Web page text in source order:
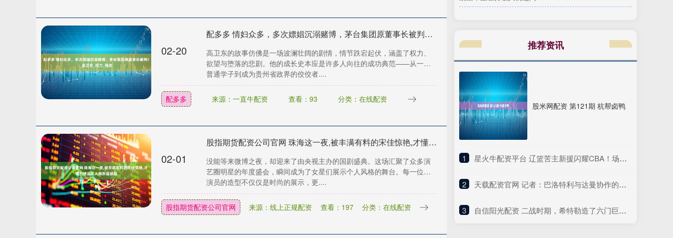
02-20
配多多 情妇众多，多次嫖娼沉溺赌博，茅台集团原董事长被判！_高卫东_权力_网友
高卫东的故事仿佛是一场波澜壮阔的剧情，情节跌宕起伏，涵盖了权力、
欲望与堕落的悲剧。他的成长史本应是许多人向往的成功典范——从一名
普通学子到成为贵州省政界的佼佼者....
配多多 来源：一直牛配资 查看：93 分类：在线配资
02-01
股指期货配资公司官网 珠海这一夜,被丰满有料的宋佳惊艳,才懂为啥说女人微胖是极品
没能等来微博之夜，却迎来了由央视主办的国剧盛典。这场汇聚了众多演
艺圈明星的年度盛会，瞬间成为了女星们展示个人风格的舞台。每一位女
演员的造型不仅仅是时尚的展示，更....
股指期货配资公司官网 来源：线上正规配资 查看：197 分类：在线配资
推荐资讯
股米网配资 第121期 杭帮卤鸭
1 ​星火牛配资平台 辽篮苦主新援闪耀CBA！场均23分7助攻，下赛季或成香饽饽
2 ​天载配资官网 记者：巴洛特利与达曼协作的传闻不实，没有球队有意签下他
3 ​自信阳光配资 二战时期，希特勒造了六门巨炮，一炮干掉波兰半个首都！